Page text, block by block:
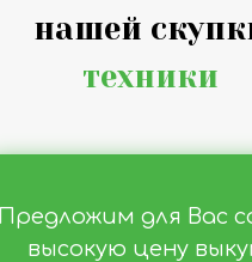
нашей
техники
Предложим для Вас
высокую цену